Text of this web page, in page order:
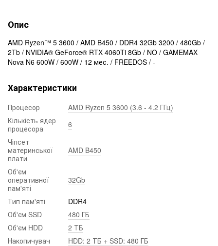
Опис
AMD Ryzen™ 5 3600 / AMD B450 / DDR4 32Gb 3200 / 480Gb /
2Tb / NVIDIA® GeForce® RTX 4060Ti 8Gb / NO / GAMEMAX
Nova N6 600W / 600W / 12 мес. / FREEDOS / -
Характеристики
Процесор
AMD Ryzen 5 3600 (3.6 - 4.2 ГГц)
Кількість ядер
процесора
6
Чіпсет
материнської
плати
AMD B450
Об'єм
оперативної
пам'яті
32Gb
Тип пам'яті
DDR4
Об'єм SSD
480 ГБ
Об'єм HDD
2 ТБ
Накопичувач
HDD: 2 ТБ + SSD: 480 ГБ